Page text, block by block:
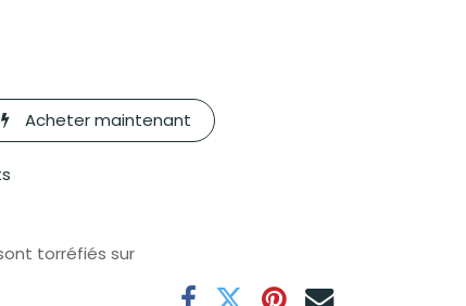
Acheter maintenant
torréfiés sur